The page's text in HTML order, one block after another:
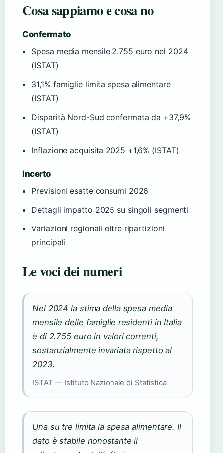
Cosa sappiamo e cosa no
Confermato
Spesa media mensile 2.755 euro nel 2024
(ISTAT)
31,1% famiglie limita spesa alimentare
(ISTAT)
Disparità Nord-Sud confermata da +37,9%
(ISTAT)
Inflazione acquisita 2025 +1,6% (ISTAT)
Incerto
Previsioni esatte consumi 2026
Dettagli impatto 2025 su singoli segmenti
Variazioni regionali oltre ripartizioni
principali
Le voci dei numeri
Nel 2024 la stima della spesa media
mensile delle famiglie residenti in Italia
è di 2.755 euro in valori correnti,
sostanzialmente invariata rispetto al
2023.
ISTAT — Istituto Nazionale di Statistica
Una su tre limita la spesa alimentare. Il
dato è stabile nonostante il